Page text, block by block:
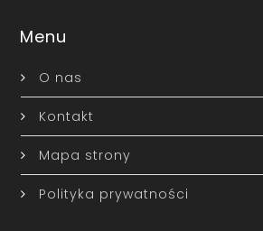
Menu
O nas
Kontakt
Mapa strony
Polityka prywatności